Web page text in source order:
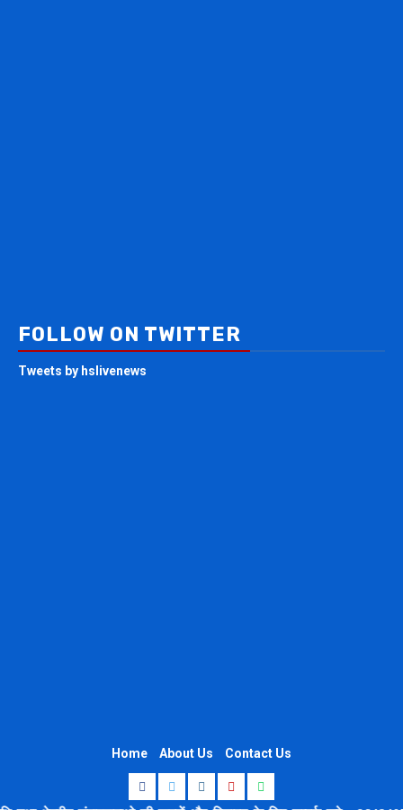
FOLLOW ON TWITTER
Tweets by hslivenews
Home About Us Contact Us
Facebook
TwitterInstagram
YoutubeWhatsapp